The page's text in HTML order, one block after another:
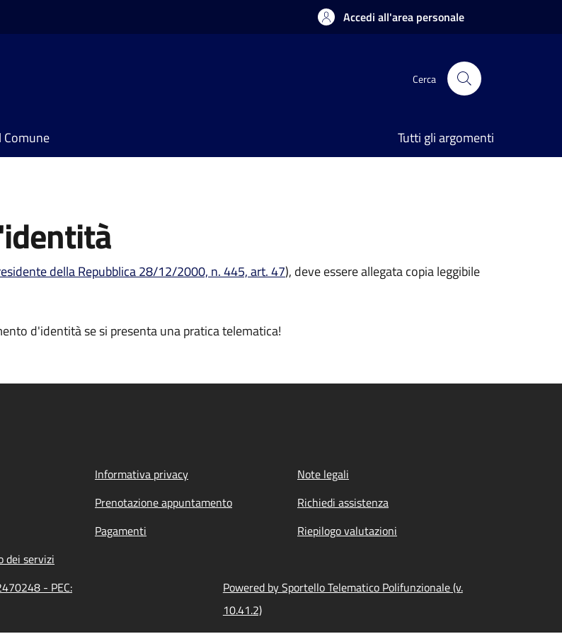
Accedi all'area personale
Cerca
Comune Tutti gli argomenti
della Repubblica 28/12/2000, n. 445, art. 47), deve essere allegata copia leggibile
d'identità se si presenta una pratica telematica!
Informativa privacy
Note legali
Prenotazione appuntamento
Richiedi assistenza
Pagamenti
Riepilogo valutazioni
dei servizi
- PEC:
Powered by Sportello Telematico Polifunzionale (v.
10.41.2)